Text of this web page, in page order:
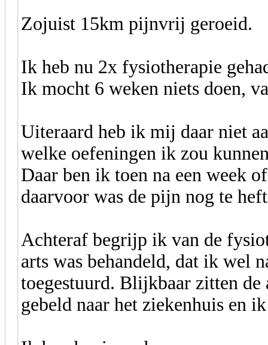
Zojuist 15km pijnvrij geroeid.
Ik heb nu 2x fysiotherapie
Ik mocht 6 weken niets doen,
Uiteraard heb ik mij daar niet
welke oefeningen ik zou
Daar ben ik toen na een week
daarvoor was de pijn nog te
Achteraf begrijp ik van de
arts was behandeld, dat ik wel
toegestuurd. Blijkbaar zitten
gebeld naar het ziekenhuis en